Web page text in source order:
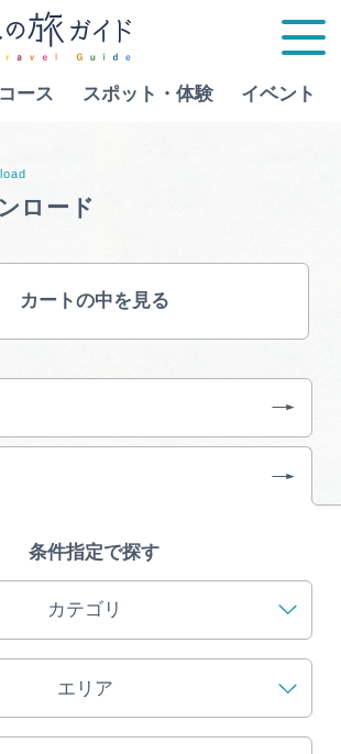
ース スポット・体験 イベント
ス
行きたいリストを見る
ロード
カートの中を見る
条件指定で探す
カテゴリ
エリア